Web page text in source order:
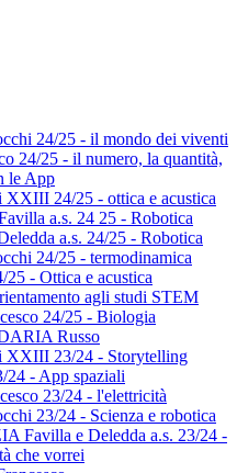
24/25 - il mondo dei viventi
24/25 - il numero, la quantità,
le App
24/25 - ottica e acustica
a.s. 24 25 - Robotica
a.s. 24/25 - Robotica
24/25 - termodinamica
- Ottica e acustica
agli studi STEM
24/25 - Biologia
Russo
XXIII 23/24 - Storytelling
- App spaziali
23/24 - l'elettricità
23/24 - Scienza e robotica
Favilla e Deledda a.s. 23/24 -
che vorrei